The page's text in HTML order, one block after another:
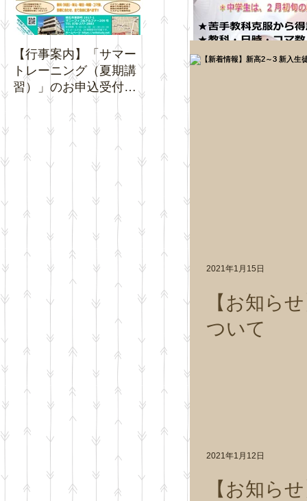
【行事案内】「サマー
トレーニング（夏期講
習）」のお申込受付を
開始いたします。
【お知らせ】夏休み期
間中の「通常トレーニ
【お
【お知ら
ついて
2021年1月15日
【お知ら
2021年1月12日